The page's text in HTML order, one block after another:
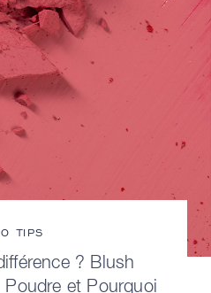
TIPS
? Blush
et Pourquoi